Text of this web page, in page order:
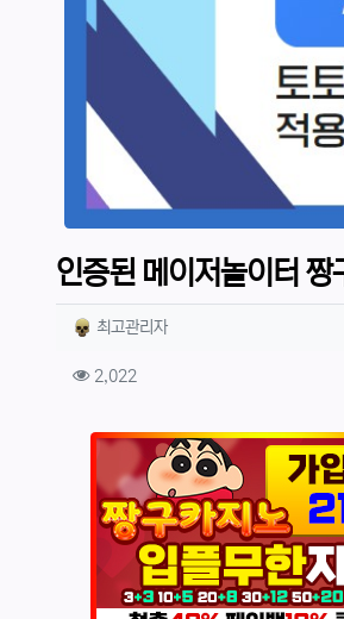
인증된 메이저놀이터 짱
작성자 정보
최고관리자작성
컨텐츠 정보
2,022
본문